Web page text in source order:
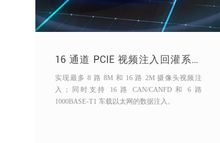
16 通道 PCIE 视频注入回灌系统
自动驾驶 HIL
实现最多 8 路 8M 和 16 路 2M 摄像头视频注
入；同时支持 16 路 CAN/CANFD 和 6 路
1000BASE-T1 车载以太网的数据注入。